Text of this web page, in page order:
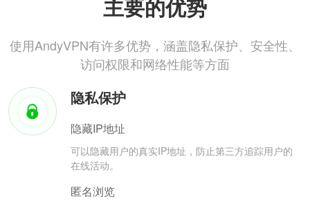
主要的优势
使用AndyVPN有许多优势，涵盖隐私保护、安全性、
访问权限和网络性能等方面
隐私保护
隐藏IP地址
可以隐藏用户的真实IP地址，防止第三方追踪用户的
在线活动。
匿名浏览